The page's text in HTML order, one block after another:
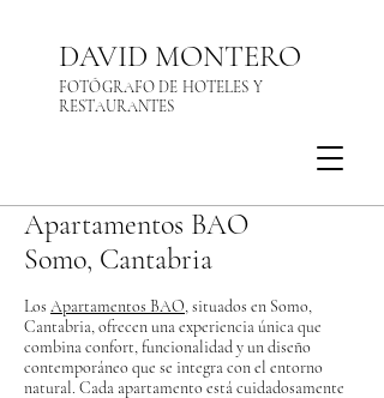
DAVID MONTERO
FOTÓGRAFO DE HOTELES Y
RESTAURANTES
Apartamentos BAO
Somo, Cantabria
Los Apartamentos BAO, situados en Somo,
Cantabria, ofrecen una experiencia única que
combina confort, funcionalidad y un diseño
contemporáneo que se integra con el entorno
natural. Cada apartamento está cuidadosamente